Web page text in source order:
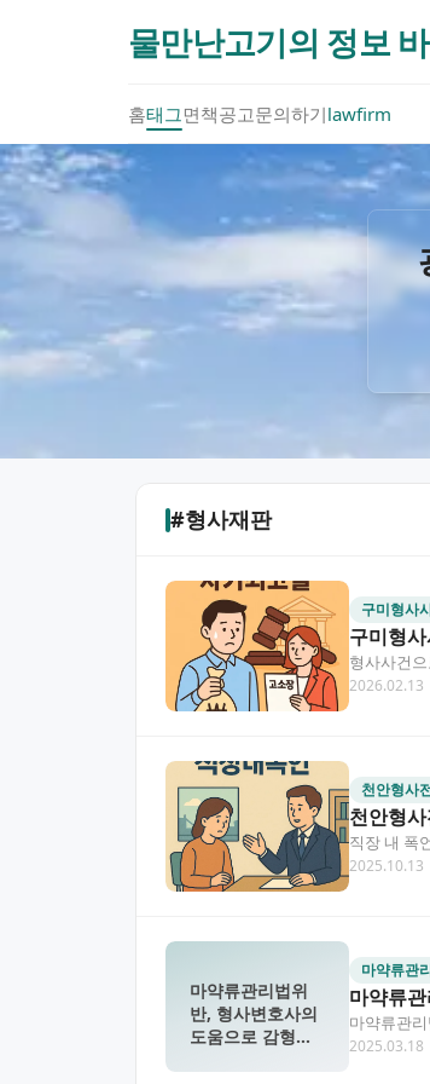
물만난고기의 정보
홈태그면책공고문의하기lawfirm
#형사재판
구미형사
구미형
형사사건
인 조력을
2026.02.13
천안형사
천안형
직장 내 폭
문제를 해
2025.10.13
마약류관리법위
반, 형사변호사의
도움으로 감형받
마약류관
마약류
마약류관
하고 있는
2025.03.18